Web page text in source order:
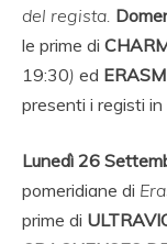
del regista.
le prime di
19:30) ed
presenti i registi in
Lunedì 26
pomeridiane di
prime di